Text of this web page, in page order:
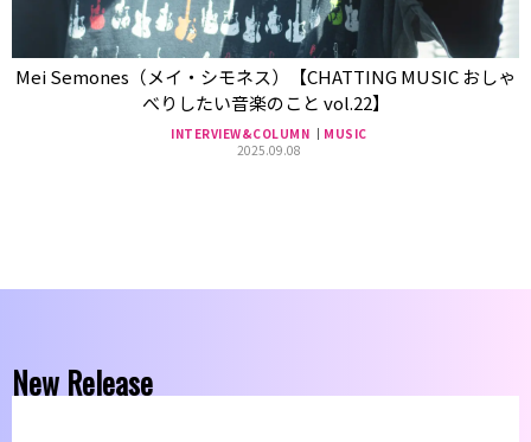
Mei Semones（メイ・シモネス）【CHATTING MUSIC おしゃ
べりしたい音楽のこと vol.22】
INTERVIEW&COLUMN
MUSIC
2025.09.08
New Release